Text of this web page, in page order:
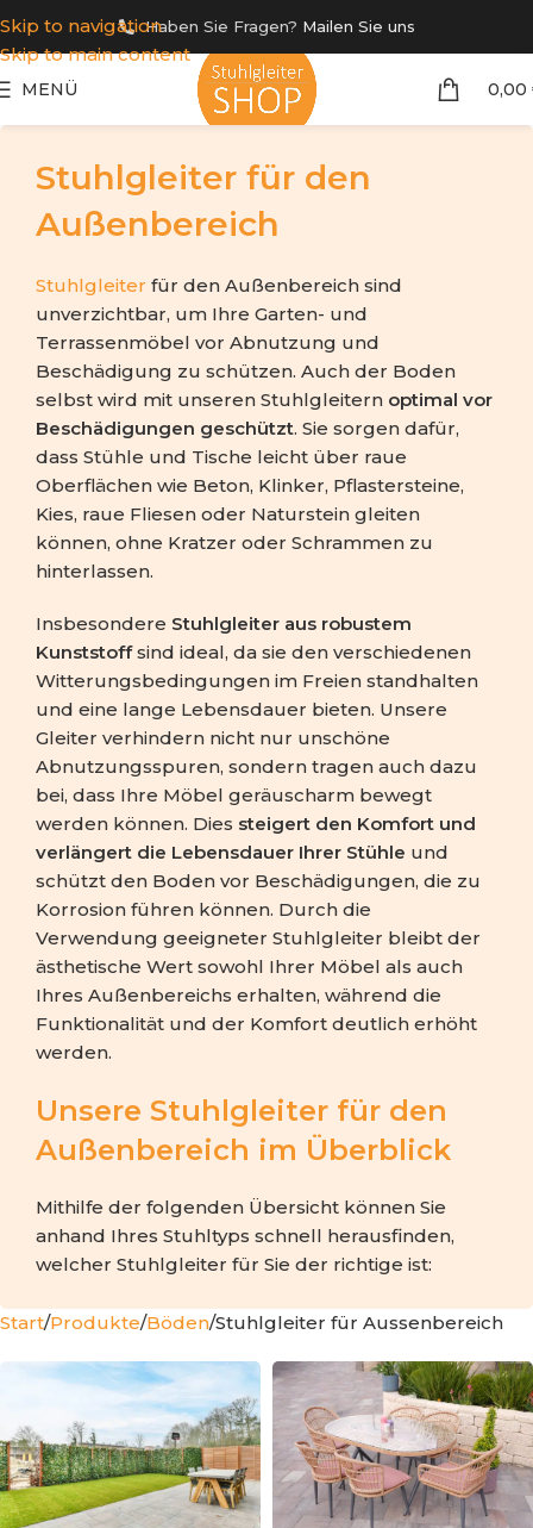
Skip to navigation
Skip to main content
Haben Sie Fragen? Mailen Sie uns
MENÜ 0,00
Stuhlgleiter für den
Außenbereich
Stuhlgleiter für den Außenbereich sind
unverzichtbar, um Ihre Garten- und
Terrassenmöbel vor Abnutzung und
Beschädigung zu schützen. Auch der Boden
selbst wird mit unseren Stuhlgleitern optimal vor
Beschädigungen geschützt. Sie sorgen dafür,
dass Stühle und Tische leicht über raue
Oberflächen wie Beton, Klinker, Pflastersteine,
Kies, raue Fliesen oder Naturstein gleiten
können, ohne Kratzer oder Schrammen zu
hinterlassen.
Insbesondere Stuhlgleiter aus robustem
Kunststoffsind ideal, da sie den verschiedenen
Witterungsbedingungen im Freien standhalten
und eine lange Lebensdauer bieten. Unsere
Gleiter verhindern nicht nur unschöne
Abnutzungsspuren, sondern tragen auch dazu
bei, dass Ihre Möbel geräuscharm bewegt
werden können. Dies steigert den Komfort und
verlängert die Lebensdauer Ihrer Stühle und
schützt den Boden vor Beschädigungen, die zu
Korrosion führen können. Durch die
Verwendung geeigneter Stuhlgleiter bleibt der
ästhetische Wert sowohl Ihrer Möbel als auch
Ihres Außenbereichs erhalten, während die
Funktionalität und der Komfort deutlich erhöht
werden.
Unsere Stuhlgleiter für den
Außenbereich im Überblick
Mithilfe der folgenden Übersicht können Sie
anhand Ihres Stuhltyps schnell herausfinden,
welcher Stuhlgleiter für Sie der richtige ist:
Start Produkte Böden Stuhlgleiter für Aussenbereich